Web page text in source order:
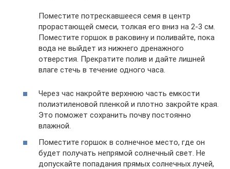
Поместите потрескавшееся семя в центр
прорастающей смеси, толкая его вниз на 2-3 см.
Поместите горшок в раковину и поливайте, пока
вода не выйдет из нижнего дренажного
отверстия. Прекратите полив и дайте лишней
влаге стечь в течение одного часа.
Через час накройте верхнюю часть емкости
полиэтиленовой пленкой и плотно закройте края.
Это поможет сохранить почву постоянно
влажной.
Поместите горшок в солнечное место, где он
будет получать непрямой солнечный свет. Не
допускайте попадания прямых солнечных лучей,